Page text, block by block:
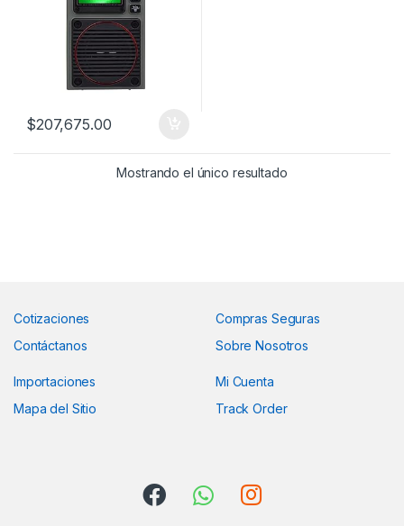
$207,675.00
Mostrando el único resultado
Cotizaciones
Contáctanos
Compras Seguras
Sobre Nosotros
Importaciones
Mapa del Sitio
Mi Cuenta
Track Order